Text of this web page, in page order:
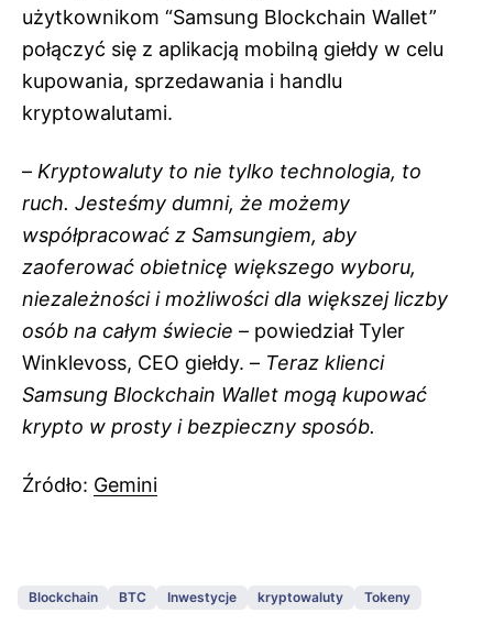
użytkownikom “Samsung Blockchain Wallet”
połączyć się z aplikacją mobilną giełdy w celu
kupowania, sprzedawania i handlu
kryptowalutami.
– Kryptowaluty to nie tylko technologia, to
ruch. Jesteśmy dumni, że możemy
współpracować z Samsungiem, aby
zaoferować obietnicę większego wyboru,
niezależności i możliwości dla większej liczby
osób na całym świecie – powiedział Tyler
Winklevoss, CEO giełdy. – Teraz klienci
Samsung Blockchain Wallet mogą kupować
krypto w prosty i bezpieczny sposób.
Źródło: Gemini
Blockchain BTC Inwestycje kryptowaluty Tokeny